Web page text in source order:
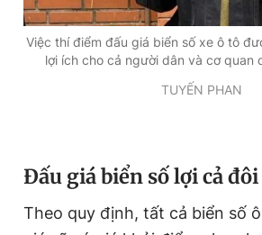
Việc thí điểm đấu giá biển số xe ô tô
lợi ích cho cả người dân và cơ quan
TUYẾN PHAN
Đấu giá biển số lợi cả
Theo quy định, tất cả biển số